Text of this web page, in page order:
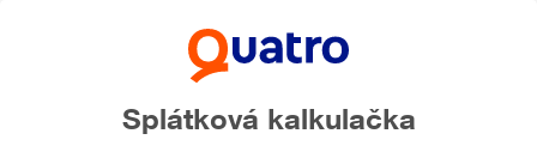
Splátková kalkulačka